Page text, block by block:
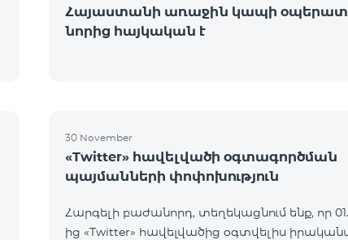
Հայաստանի առաջին կապի
նորից հայկական է
30 November
«Twitter» հավելվածի օգտագործման
պայմանների փոփոխություն
Հարգելի բաժանորդ, տեղեկացնում ենք, որ
ից «Twitter» հավելվածից օգտվելիս